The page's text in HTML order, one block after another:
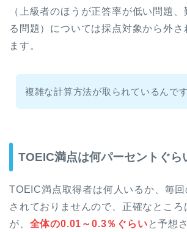
（上級者のほうが正答率が低い問題
る問題）については採点対象から外さ
ます。
複雑な計算方法が取られているんです
TOEIC満点は何パーセントぐら
TOEIC満点取得者は何人いるか、毎
されておりませんので、正確なところ
が、 全体の0.01～0.3％ぐらい と予想